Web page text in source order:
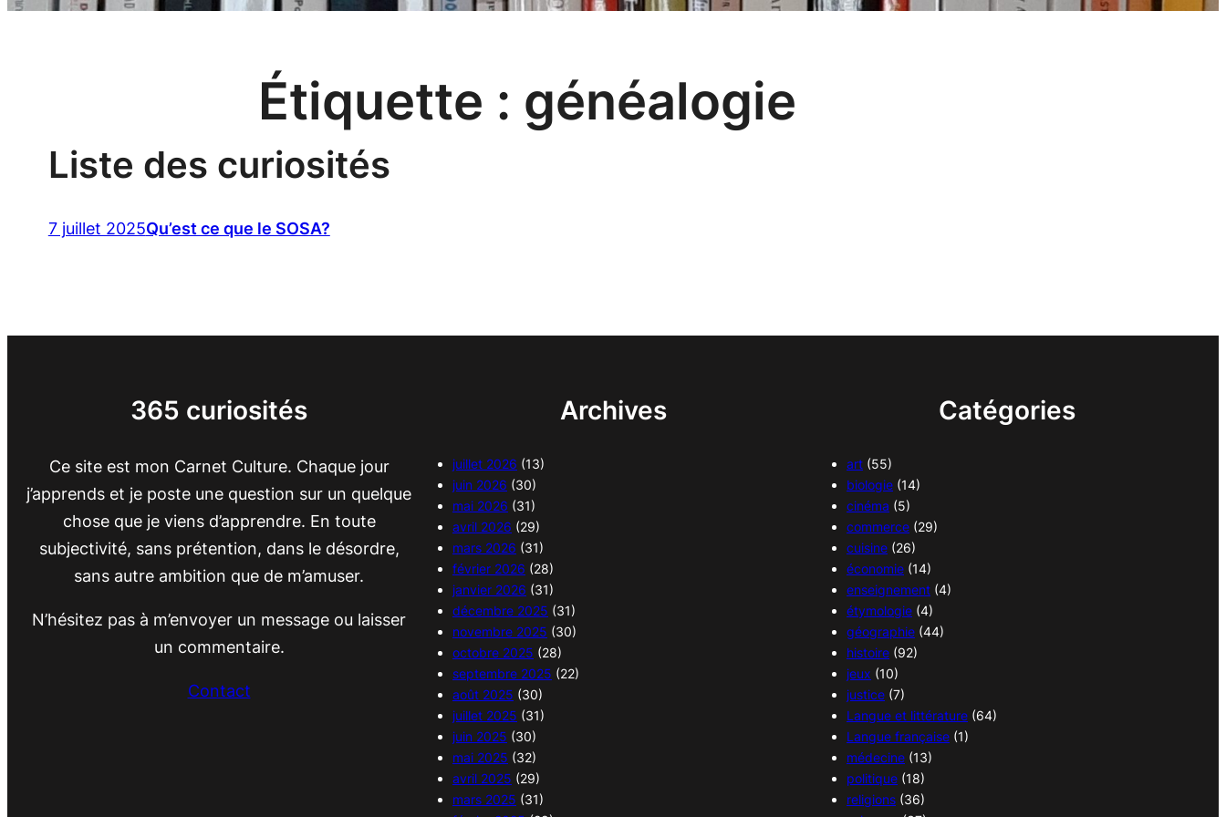
Étiquette : généalogie
Liste des curiosités
7 juillet 2025Qu’est ce que le SOSA?
365 curiosités
Ce site est mon Carnet Culture. Chaque jour
j’apprends et je poste une question sur un quelque
chose que je viens d’apprendre. En toute
subjectivité, sans prétention, dans le désordre,
sans autre ambition que de m’amuser.
N’hésitez pas à m’envoyer un message ou laisser
un commentaire.
Contact
Archives
juillet 2026 (13)
juin 2026 (30)
mai 2026 (31)
avril 2026 (29)
mars 2026 (31)
février 2026 (28)
janvier 2026 (31)
décembre 2025 (31)
novembre 2025 (30)
octobre 2025 (28)
septembre 2025 (22)
août 2025 (30)
juillet 2025 (31)
juin 2025 (30)
mai 2025 (32)
avril 2025 (29)
mars 2025 (31)
Catégories
art (55)
biologie (14)
cinéma (5)
commerce (29)
cuisine (26)
économie (14)
enseignement (4)
étymologie (4)
géographie (44)
histoire (92)
jeux (10)
justice (7)
Langue et littérature (64)
Langue française (1)
médecine (13)
politique (18)
religions (36)